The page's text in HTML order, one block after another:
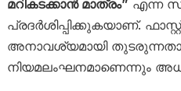
മറികടക്കാൻ മാത്രം” എന്ന
പ്രദർശിപ്പിക്കുകയാണ്.
അനാവശ്യമായി
നിയമലംഘനമാണെന്നും